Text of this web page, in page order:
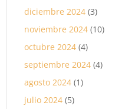
diciembre 2024 (3)
noviembre 2024 (10)
octubre 2024 (4)
septiembre 2024 (4)
agosto 2024 (1)
julio 2024 (5)